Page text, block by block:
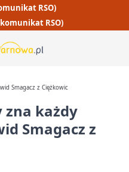
RSO)
RSO)
Smagacz z Ciężkowic
zna każdy
Smagacz z